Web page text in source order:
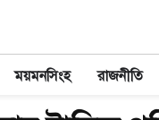
ময়মনসিংহ রাজনীতি